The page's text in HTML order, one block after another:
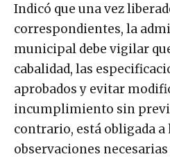
Indicó que una vez
correspondientes, la
municipal debe vigilar
cabalidad, las
aprobados y evitar
incumplimiento sin
contrario, está obligada a
observaciones